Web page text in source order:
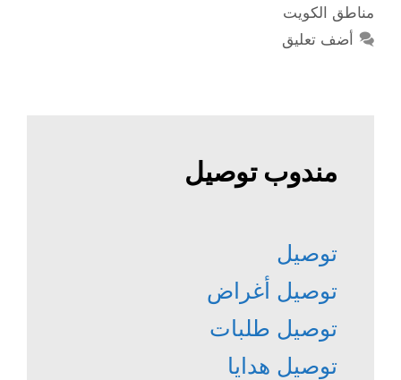
مناطق الكويت
أضف تعليق
مندوب توصيل
توصيل
توصيل أغراض
توصيل طلبات
توصيل هدايا